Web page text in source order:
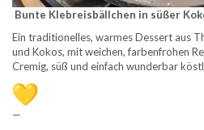
Bunte Klebreisbällchen in süßer
Ein traditionelles, warmes Dessert aus
und Kokos, mit weichen, farbenfrohen
Cremig, süß und einfach wunderbar
—